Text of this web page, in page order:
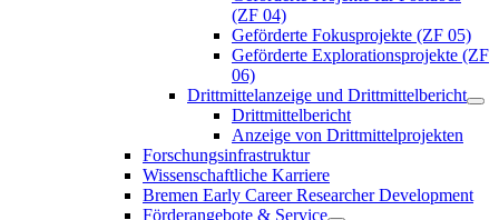
(ZF 04)
Geförderte Fokusprojekte (ZF 05)
Geförderte Explorationsprojekte (ZF
06)
Drittmittelanzeige und Drittmittelbericht
Drittmittelbericht
Anzeige von Drittmittelprojekten
Forschungsinfrastruktur
Wissenschaftliche Karriere
Bremen Early Career Researcher Development
Förderangebote & Service